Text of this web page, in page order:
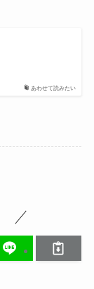
あわせて読みたい